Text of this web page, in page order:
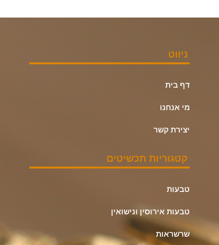
ניווט
דף בית
מי אנחנו
יצירת קשר
קטגוריות תכשיטים
טבעות
טבעות אירוסין ונישואין
שרשראות